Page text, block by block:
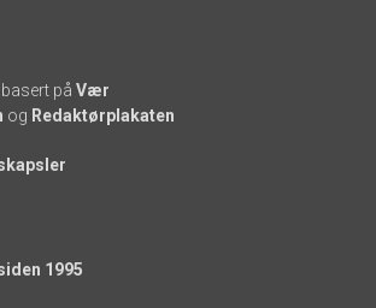
på Vær
og Redaktørplakaten
1995